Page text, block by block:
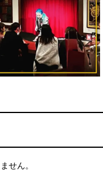
せん。